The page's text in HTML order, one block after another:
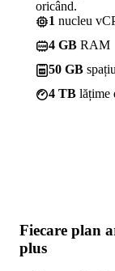
oricând.
1 nucleu
4 GB RAM
50 GB
4 TB lățime
Fiecare plan
plus